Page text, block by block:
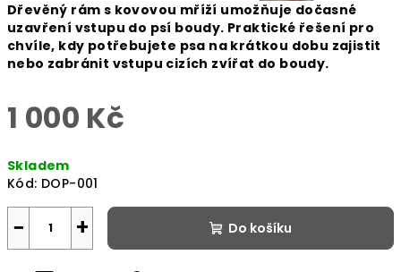
Dřevěný rám s kovovou mříží umožňuje dočasné
uzavření vstupu do psí boudy. Praktické řešení pro
chvíle, kdy potřebujete psa na krátkou dobu zajistit
nebo zabránit vstupu cizích zvířat do boudy.
1 000 Kč
cena:
Skladem
Kód: DOP-001
+
− Do košíku